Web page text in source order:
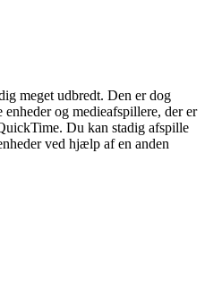
meget udbredt. Den er dog
og medieafspillere, der er
Du kan stadig afspille
ved hjælp af en anden